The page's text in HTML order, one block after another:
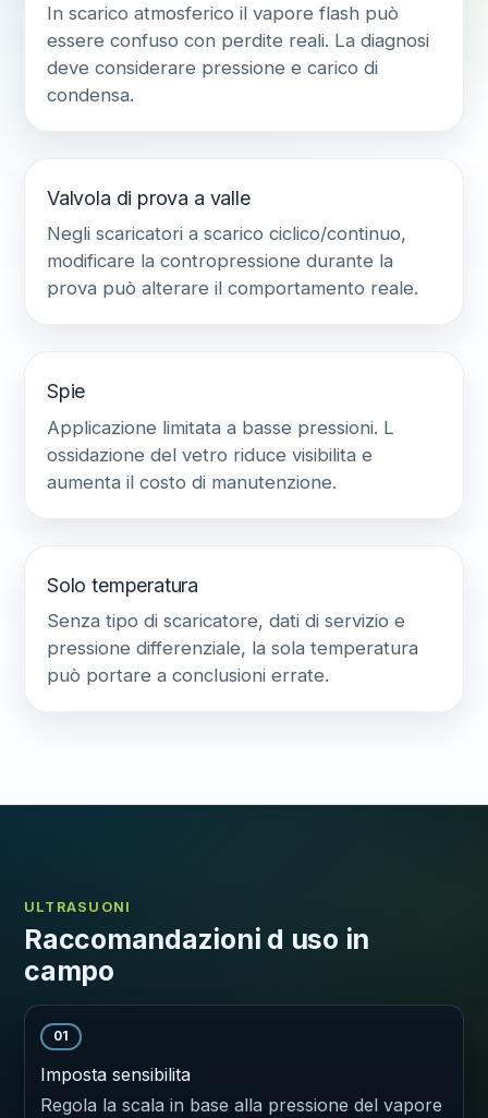
In scarico atmosferico il vapore flash può
essere confuso con perdite reali. La diagnosi
deve considerare pressione e carico di
condensa.
Valvola di prova a valle
Negli scaricatori a scarico ciclico/continuo,
modificare la contropressione durante la
prova può alterare il comportamento reale.
Spie
Applicazione limitata a basse pressioni. L
ossidazione del vetro riduce visibilita e
aumenta il costo di manutenzione.
Solo temperatura
Senza tipo di scaricatore, dati di servizio e
pressione differenziale, la sola temperatura
può portare a conclusioni errate.
ULTRASUONI
Raccomandazioni d uso in
campo
01
Imposta sensibilita
Regola la scala in base alla pressione del vapore